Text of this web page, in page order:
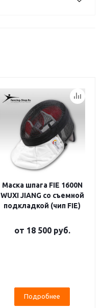
Маска шпага FIE 1600N
WUXI JIANG со съемной
подкладкой (чип FIE)
от 18 500 руб.
Подробнее